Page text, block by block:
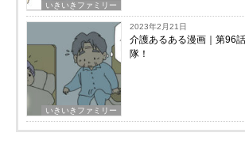
いきいきファミリー
いきいきファミリー
2023年2月21日
介護あるある漫画｜第96
隊！